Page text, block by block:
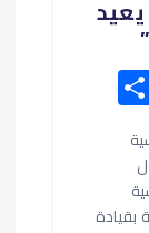
S
h
e
بقيادة